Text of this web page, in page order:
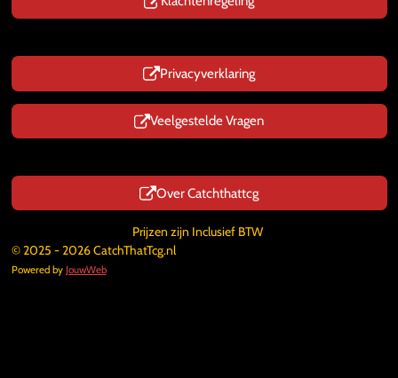
Privacyverklaring
Veelgestelde Vragen
Over Catchthattcg
Prijzen zijn Inclusief BTW
© 2025 - 2026 CatchThatTcg.nl
Powered by JouwWeb